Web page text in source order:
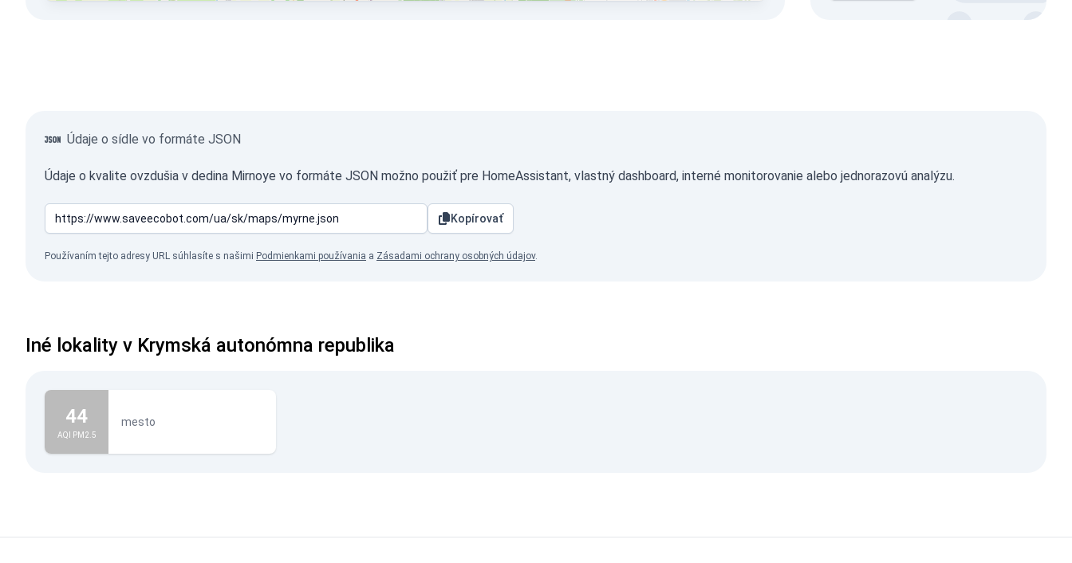
Údaje o sídle vo formáte JSON
Údaje o kvalite ovzdušia v dedina Mirnoye vo formáte JSON možno použiť pre HomeAssistant, vlastný dashboard, interné monitorovanie alebo jednorazovú analýzu.
Kopírovať
Používaním tejto adresy URL súhlasíte s našimi Podmienkami používania a Zásadami ochrany osobných údajov.
Iné lokality v Krymská autonómna republika
44
AQI PM2.5
mesto